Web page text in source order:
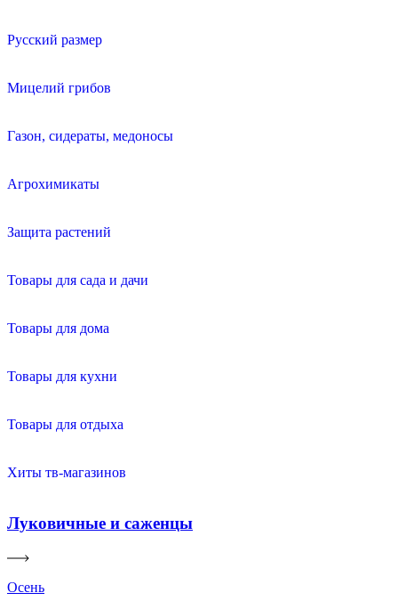
Русский размер
Мицелий грибов
Газон, сидераты, медоносы
Агрохимикаты
Защита растений
Товары для сада и дачи
Товары для дома
Товары для кухни
Товары для отдыха
Хиты тв-магазинов
Луковичные и саженцы
Осень